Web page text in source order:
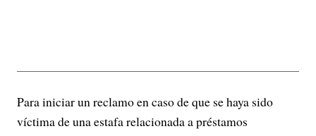
Para iniciar un reclamo en caso de que se haya sido
víctima de una estafa relacionada a préstamos